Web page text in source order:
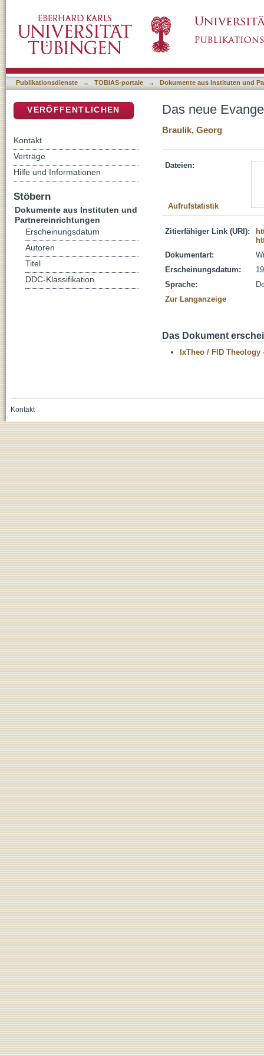
Publikationsdienste → TOBIAS-portale → Dokumente aus Instituten und
Das neue
Braulik, Georg
Dateien:
Aufrufstatistik
Zitierfähiger Link (URI):
Dokumentart:
Erscheinungsdatum:
Sprache:
Zur Langanzeige
Das Dokument
IxTheo / FID Theology
VERÖFFENTLICHEN
Kontakt
Verträge
Hilfe und Informationen
Stöbern
Dokumente aus Instituten und
Partnereinrichtungen
Erscheinungsdatum
Autoren
Titel
DDC-Klassifikation
Kontakt